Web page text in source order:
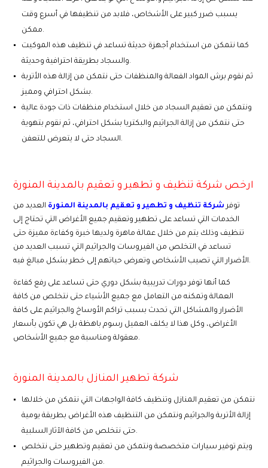
يسبب ضرر كبير على الأشخاص، فلابد من تنظيفها في أسرع وقت
ممكن.
كما نتمكن من استخدام أجهزة حديثة تساعد في تنظيف هذه الموكيت
والسجاد بطريقة احترافية وحديثة.
ثم نقوم برش المواد الفعالة والمنظفات حتى نتمكن من إزالة هذه الأتربة
بشكل احترافي ومميز.
ونتمكن من تعقيم السجاد من خلال استخدام منظفات ذات جودة عالية
حتى نتمكن من إزالة الجراثيم والبكتريا بشكل احترافي، ثم نقوم بتهوية
السجاد حتى لا يتعرض للتعفن.
ارخص شركة تنظيف و تطهير و تعقيم بالمدينة المنورة
توفرشركة تنظيف و تطهير و تعقيم بالمدينة المنورة العديد من
الخدمات التي تساعد على تطهير وتعقيم جميع الأغراض التي تحتاج إلى
تنظيف وذلك يتم من خلال عمالة ماهرة ولديها خبرة وكفاءة مميزة حتى
تساعد في التخلص من الفيروسات والجراثيم التي تسبب العديد من
الأضرار التي تصيب الأشخاص وتعرض حياتهم إلى خطر بشكل مبالغ فيه.
كما أنها توفر دورات تدريبية بشكل دوري حتى تساعد على رفع كفاءة
العمالة وتمكنه من التعامل مع جميع الأشياء حتى نتخلص من كافة
الأضرار والمشاكل التي تحدث بسبب تراكم الأوساخ والجراثيم على كافة
الأغراض، وكل هذا لا يكلف العميل رسوم باهظة بل هي تكون بأسعار
معقولة ومناسبة مع جميع الأشخاص.
شركة تطهير المنازل بالمدينة المنورة
نتمكن من تعقيم المنازل وتنظيف كافة الواجهات التي نتمكن من خلالها
إزالة الأتربة والجراثيم ونتمكن من التنظيف هذه الأغراض بطريقة يومية
حتى نتخلص من كافة الآثار السلبية.
ويتم توفير سيارات متخصصة ونتمكن من تعقيم وتطهير حتى نتخلص
من الفيروسات والجراثيم.